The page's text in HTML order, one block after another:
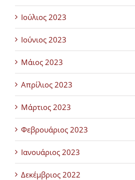
Ιούλιος 2023
Ιούνιος 2023
Μάιος 2023
Απρίλιος 2023
Μάρτιος 2023
Φεβρουάριος 2023
Ιανουάριος 2023
Δεκέμβριος 2022